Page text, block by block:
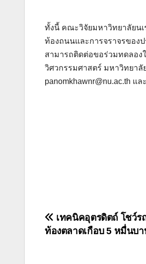
ทั้งนี้ คณะวิจัยมหาวิทยาลัยน
ท้องถนนและการจราจรของ
สามารถติดต่อขอร่วมทดลอ
วิศวกรรมศาสตร์ มหาวิทยาลั
panomkhawnr@nu.ac.th แล
แนะแนว
เทคนิคอุตรดิตถ์ โชว์ร
ท้องตลาดเกือบ 5 หมื่นบ